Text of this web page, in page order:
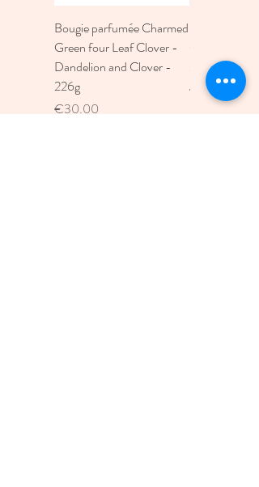
Bougie parfumée Charmed
Green four Leaf Clover -
Dandelion and Clover -
226g
Price
€30.00
Moon
Price
€30.00